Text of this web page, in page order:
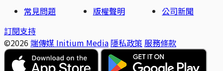
常見問題
版權聲明
公司新聞
訂閱支持
©2026 端傳媒 Initium Media 隱私政策 服務條款